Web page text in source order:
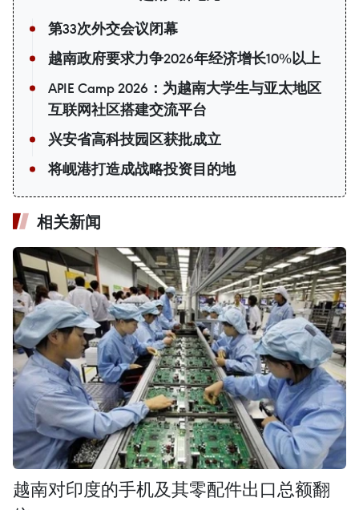
第33次外交会议闭幕
越南政府要求力争2026年经济增长10%以上
APIE Camp 2026：为越南大学生与亚太地区
互联网社区搭建交流平台
兴安省高科技园区获批成立
将岘港打造成战略投资目的地
相关新闻
越南对印度的手机及其零配件出口总额翻